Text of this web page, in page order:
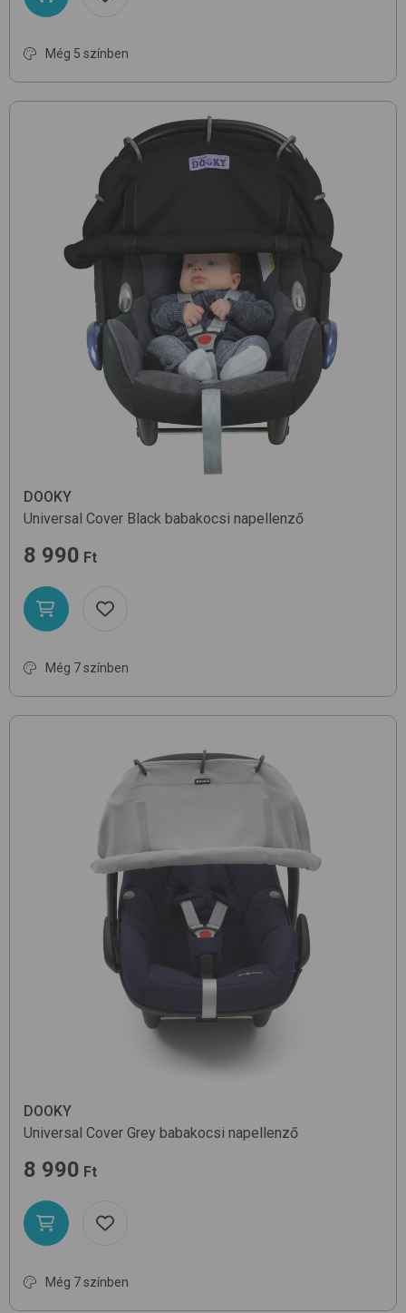
Még 5 színben
DOOKY
Universal Cover Black babakocsi napellenző
8 990 Ft
Még 7 színben
DOOKY
Universal Cover Grey babakocsi napellenző
8 990 Ft
Még 7 színben